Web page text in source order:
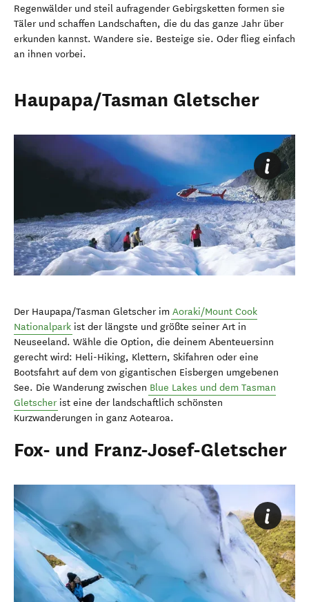
Regenwälder und steil aufragender Gebirgsketten formen sie
Täler und schaffen Landschaften, die du das ganze Jahr über
erkunden kannst. Wandere sie. Besteige sie. Oder flieg einfach
an ihnen vorbei.
Haupapa/Tasman Gletscher
Der Haupapa/Tasman Gletscher im Aoraki/Mount Cook
Nationalpark ist der längste und größte seiner Art in
Neuseeland. Wähle die Option, die deinem Abenteuersinn
gerecht wird: Heli-Hiking, Klettern, Skifahren oder eine
Bootsfahrt auf dem von gigantischen Eisbergen umgebenen
See. Die Wanderung zwischen Blue Lakes und dem Tasman
Gletscherist eine der landschaftlich schönsten
Kurzwanderungen in ganz Aotearoa.
Fox- und Franz-Josef-Gletscher